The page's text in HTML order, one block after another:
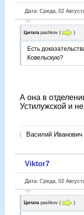
Дата: Среда, 02
Цитата pashkov ( )
Есть
Ковельскую?
А она в
Устилужской и
Василий
Viktor7
Дата: Среда, 02
Цитата pashkov ( )